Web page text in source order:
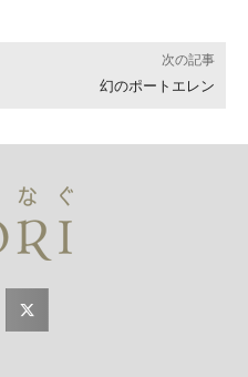
次の記事
幻のポートエレン